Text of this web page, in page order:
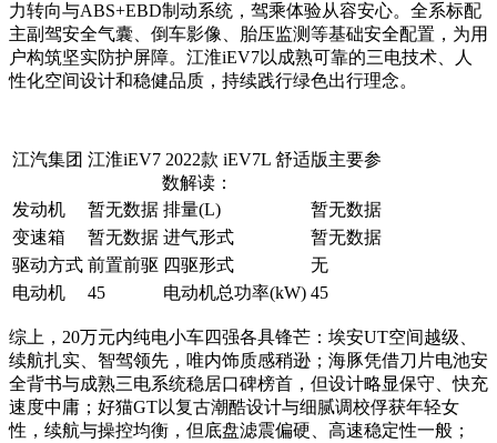
力转向与ABS+EBD制动系统，驾乘体验从容安心。全系标配
主副驾安全气囊、倒车影像、胎压监测等基础安全配置，为用
户构筑坚实防护屏障。江淮iEV7以成熟可靠的三电技术、人
性化空间设计和稳健品质，持续践行绿色出行理念。
江汽集团 江淮iEV7 2022款 iEV7L 舒适版主要参
数解读：
发动机
暂无数据 排量(L)
暂无数据
变速箱
暂无数据 进气形式
暂无数据
驱动方式 前置前驱 四驱形式
无
电动机
45 电动机总功率(kW) 45
综上，20万元内纯电小车四强各具锋芒：埃安UT空间越级、
续航扎实、智驾领先，唯内饰质感稍逊；海豚凭借刀片电池安
全背书与成熟三电系统稳居口碑榜首，但设计略显保守、快充
速度中庸；好猫GT以复古潮酷设计与细腻调校俘获年轻女
性，续航与操控均衡，但底盘滤震偏硬、高速稳定性一般；